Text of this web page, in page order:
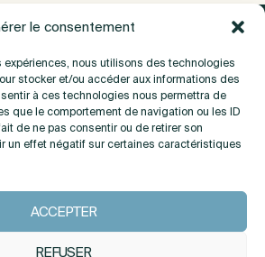
le consentement
expériences, nous utilisons des technologies
stocker et/ou accéder aux informations des
à ces technologies nous permettra de
que le comportement de navigation ou les ID
de ne pas consentir ou de retirer son
un effet négatif sur certaines caractéristiques
ACCEPTER
REFUSER
propos